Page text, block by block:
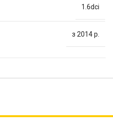
1.6dci
з 2014 р.